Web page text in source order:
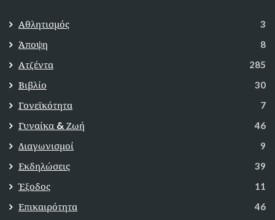
Αθλητισμός 3
Άποψη 8
Ατζέντα 285
Βιβλίο 30
Γονεϊκότητα 7
Γυναίκα & Ζωή 46
Διαγωνισμοί 9
Εκδηλώσεις 39
Έξοδος 11
Επικαιρότητα 46